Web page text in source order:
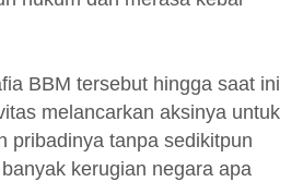
BBM tersebut hingga saat ini
melancarkan aksinya untuk
pribadinya tanpa sedikitpun
kerugian negara apa